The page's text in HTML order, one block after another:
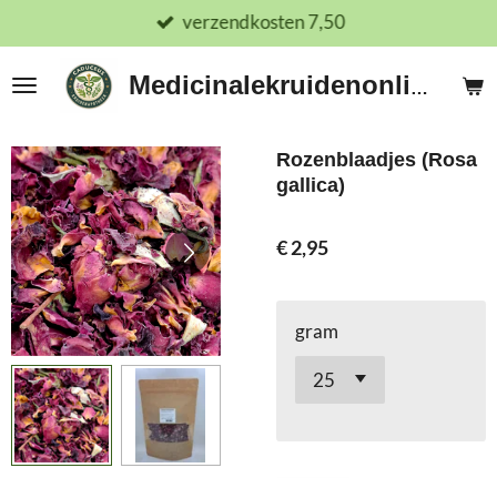
direct
naar
Medicinalekruidenonline.nl
verzendkosten 7,50
Rozenblaadjes (Rosa
gallica)
€ 2,95
gram